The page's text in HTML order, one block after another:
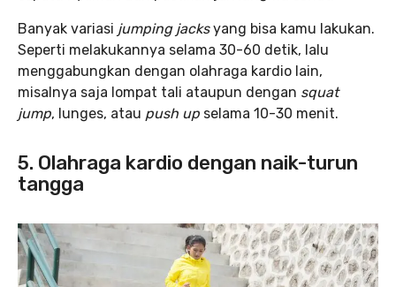
Banyak variasi jumping jacksyang bisa kamu lakukan.
Seperti melakukannya selama 30-60 detik, lalu
menggabungkan dengan olahraga kardio lain,
misalnya saja lompat tali ataupun dengan squat
jump, lunges, atau push up selama 10-30 menit.
5. Olahraga kardio dengan naik-turun
tangga